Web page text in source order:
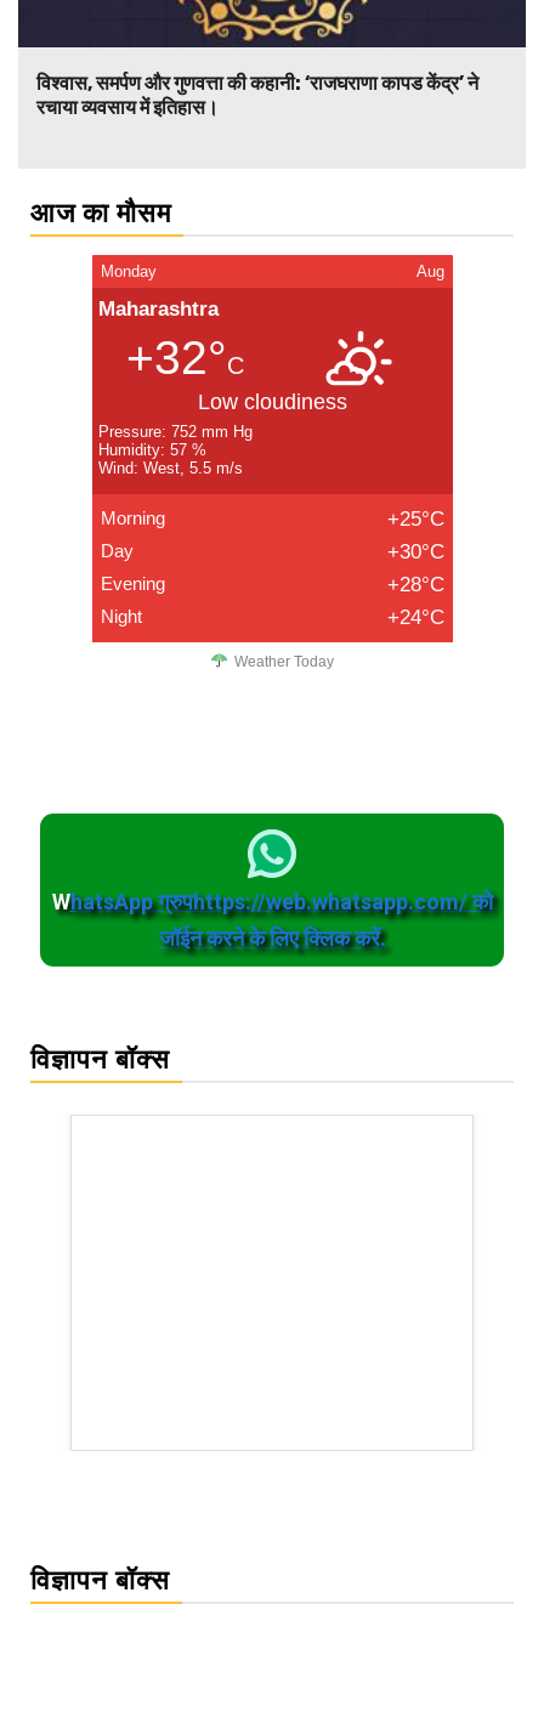
विश्वास, समर्पण और गुणवत्ता की कहानी: ‘राजघराणा कापड केंद्र’ ने
रचाया व्यवसाय में इतिहास।
आज का मौसम
Monday Aug
Maharashtra
+32°C
Low cloudiness
Pressure: 752 mm Hg
Humidity: 57 %
Wind: West, 5.5 m/s
Morning +25°C
Day +30°C
Evening +28°C
Night +24°C
Weather Today
WhatsApp ग्रुपhttps://web.whatsapp.com/ को
जॉईन करने के लिए क्लिक करें.
विज्ञापन बॉक्स
विज्ञापन बॉक्स